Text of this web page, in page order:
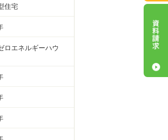
住宅
ロエネルギーハウ